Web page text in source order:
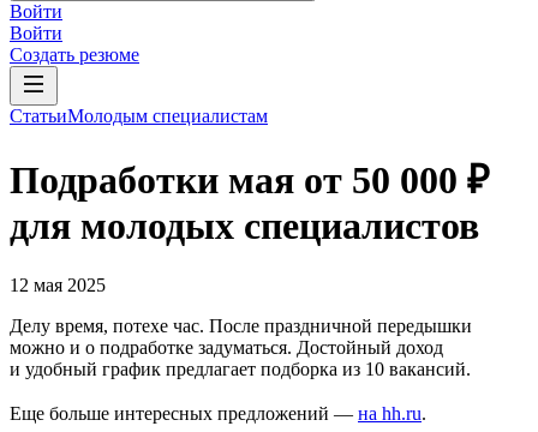
Войти
Войти
Создать резюме
СтатьиМолодым специалистам
Подработки мая от 50 000 ₽
для молодых специалистов
12 мая 2025
Делу время, потехе час. После праздничной передышки
можно и о подработке задуматься. Достойный доход
и удобный график предлагает подборка из 10 вакансий.
Еще больше интересных предложений — на hh.ru.